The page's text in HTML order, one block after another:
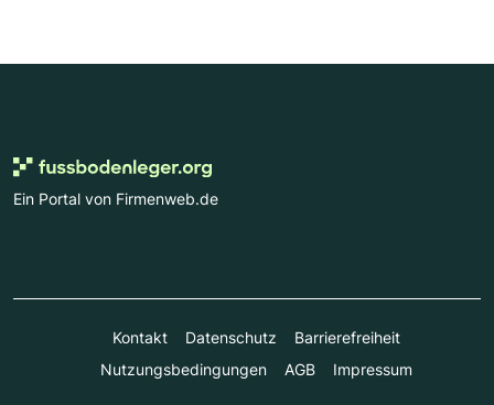
Ein Portal von Firmenweb.de
Kontakt Datenschutz
Barrierefreiheit
Nutzungsbedingungen
AGB Impressum